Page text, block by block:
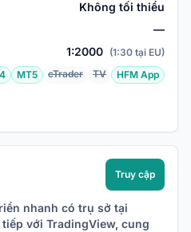
Không tối thiểu
—
1:2000 (1:30 tại EU)
MT5 cTrader TV HFM App
Truy cập
nhanh có trụ sở tại
với TradingView, cung